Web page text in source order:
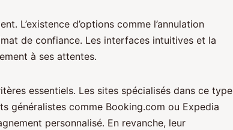
L’existence d’options comme l’annulation
de confiance. Les interfaces intuitives et la
à ses attentes.
essentiels. Les sites spécialisés dans ce type
généralistes comme Booking.com ou Expedia
personnalisé. En revanche, leur